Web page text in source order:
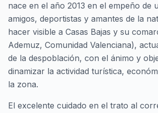
nace en el año 2013 en el empeño de
amigos, deportistas y amantes de la
hacer visible a Casas Bajas y su
Ademuz, Comunidad Valenciana),
de la despoblación, con el ánimo y
dinamizar la actividad turística,
la zona.
El excelente cuidado en el trato al